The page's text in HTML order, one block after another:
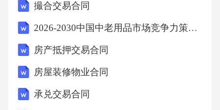
千古兴亡多少事？悠悠（________）（2）年少
万兜鍪（________）（3）坐断东南战未休（__
______）（4）生当作人杰（________）（5）
死亦为鬼雄（________）（6）至今思项羽（__
______）14.将下列词句翻译成现代汉语（或理
解句意）。（6分）（1）不尽长江滚滚流。___
撮合交易合同
2026-2030中国中老用品市场竞争力策略分析及消费前景调研研究报告
房产抵押交易合同
房屋装修物业合同
承兑交易合同